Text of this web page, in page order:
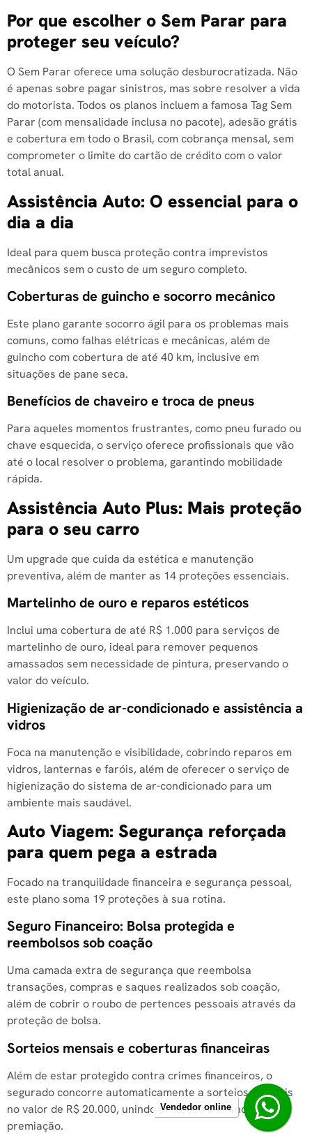
Por que escolher o Sem Parar para
proteger seu veículo?
O Sem Parar oferece uma solução desburocratizada. Não
é apenas sobre pagar sinistros, mas sobre resolver a vida
do motorista. Todos os planos incluem a famosa Tag Sem
Parar (com mensalidade inclusa no pacote), adesão grátis
e cobertura em todo o Brasil, com cobrança mensal, sem
comprometer o limite do cartão de crédito com o valor
total anual.
Assistência Auto: O essencial para o
dia a dia
Ideal para quem busca proteção contra imprevistos
mecânicos sem o custo de um seguro completo.
Coberturas de guincho e socorro mecânico
Este plano garante socorro ágil para os problemas mais
comuns, como falhas elétricas e mecânicas, além de
guincho com cobertura de até 40 km, inclusive em
situações de pane seca.
Benefícios de chaveiro e troca de pneus
Para aqueles momentos frustrantes, como pneu furado ou
chave esquecida, o serviço oferece profissionais que vão
até o local resolver o problema, garantindo mobilidade
rápida.
Assistência Auto Plus: Mais proteção
para o seu carro
Um upgrade que cuida da estética e manutenção
preventiva, além de manter as 14 proteções essenciais.
Martelinho de ouro e reparos estéticos
Inclui uma cobertura de até R$ 1.000 para serviços de
martelinho de ouro, ideal para remover pequenos
amassados sem necessidade de pintura, preservando o
valor do veículo.
Higienização de ar-condicionado e assistência a
vidros
Foca na manutenção e visibilidade, cobrindo reparos em
vidros, lanternas e faróis, além de oferecer o serviço de
higienização do sistema de ar-condicionado para um
ambiente mais saudável.
Auto Viagem: Segurança reforçada
para quem pega a estrada
Focado na tranquilidade financeira e segurança pessoal,
este plano soma 19 proteções à sua rotina.
Seguro Financeiro: Bolsa protegida e
reembolsos sob coação
Uma camada extra de segurança que reembolsa
transações, compras e saques realizados sob coação,
além de cobrir o roubo de pertences pessoais através da
proteção de bolsa.
Sorteios mensais e coberturas financeiras
Além de estar protegido contra crimes financeiros, o
segurado concorre automaticamente a sorteios mensais
no valor de R$ 20.000, unindo proteção e chance de
premiação.
Vendedor online